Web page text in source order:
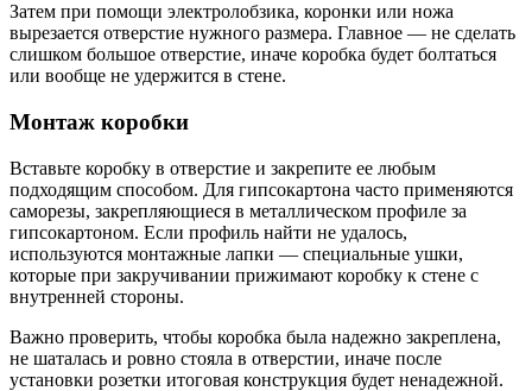
Затем при помощи электролобзика, коронки или ножа
вырезается отверстие нужного размера. Главное — не сделать
слишком большое отверстие, иначе коробка будет болтаться
или вообще не удержится в стене.
Монтаж коробки
Вставьте коробку в отверстие и закрепите ее любым
подходящим способом. Для гипсокартона часто применяются
саморезы, закрепляющиеся в металлическом профиле за
гипсокартоном. Если профиль найти не удалось,
используются монтажные лапки — специальные ушки,
которые при закручивании прижимают коробку к стене с
внутренней стороны.
Важно проверить, чтобы коробка была надежно закреплена,
не шаталась и ровно стояла в отверстии, иначе после
установки розетки итоговая конструкция будет ненадежной.